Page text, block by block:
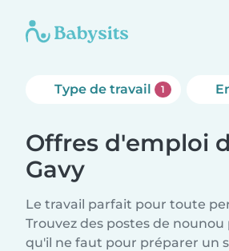
Type de travail 1
Offres d'emploi
Gavy
Le travail parfait pour toute
Trouvez des postes de
qu'il ne faut pour préparer un